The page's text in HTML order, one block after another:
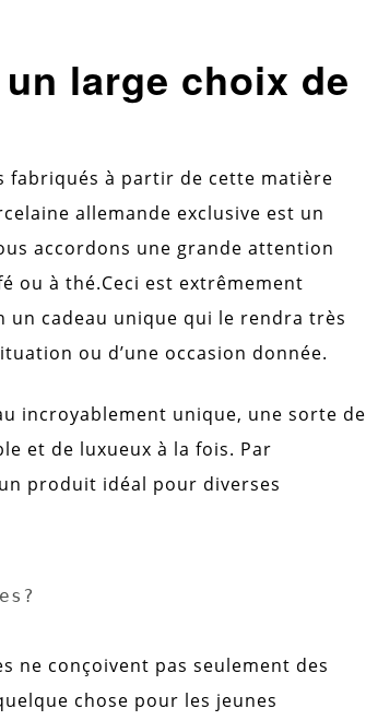
large choix de
fabriqués à partir de cette matière
allemande exclusive est un
accordons une grande attention
ou à thé.Ceci est extrêmement
cadeau unique qui le rendra très
ou d’une occasion donnée.
incroyablement unique, une sorte de
et de luxueux à la fois. Par
produit idéal pour diverses
ne conçoivent pas seulement des
chose pour les jeunes